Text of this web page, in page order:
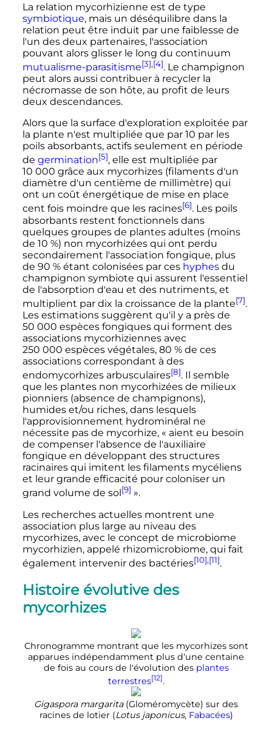
La relation mycorhizienne est de type
symbiotique, mais un déséquilibre dans la
relation peut être induit par une faiblesse de
l'un des deux partenaires, l'association
pouvant alors glisser le long du continuum
mutualisme-parasitisme[3],[4]. Le champignon
peut alors aussi contribuer à recycler la
nécromasse de son hôte, au profit de leurs
deux descendances.
Alors que la surface d'exploration exploitée par
la plante n'est multipliée que par 10 par les
poils absorbants, actifs seulement en période
de germination[5], elle est multipliée par
10 000 grâce aux mycorhizes (filaments d'un
diamètre d'un centième de millimètre) qui
ont un coût énergétique de mise en place
cent fois moindre que les racines[6]. Les poils
absorbants restent fonctionnels dans
quelques groupes de plantes adultes (moins
de 10 %) non mycorhizées qui ont perdu
secondairement l'association fongique, plus
de 90 % étant colonisées par ces hyphesdu
champignon symbiote qui assurent l'essentiel
de l'absorption d'eau et des nutriments, et
multiplient par dix la croissance de la plante[7].
Les estimations suggèrent qu'il y a près de
50 000 espècesfongiques qui forment des
associations mycorhiziennes avec
250 000 espècesvégétales, 80 % de ces
associations correspondant à des
endomycorhizes arbusculaires[8]. Il semble
que les plantes non mycorhizées de milieux
pionniers (absence de champignons),
humides et/ou riches, dans lesquels
l'approvisionnement hydrominéral ne
nécessite pas de mycorhize, « aient eu besoin
de compenser l'absence de l'auxiliaire
fongique en développant des structures
racinaires qui imitent les filaments mycéliens
et leur grande efficacité pour coloniser un
grand volume de sol [9] ».
Les recherches actuelles montrent une
association plus large au niveau des
mycorhizes, avec le concept de microbiome
mycorhizien, appelé rhizomicrobiome, qui fait
également intervenir des bactéries[10],[11].
Histoire évolutive des
mycorhizes
Chronogramme montrant que les mycorhizes sont
apparues indépendamment plus d'une centaine
de fois au cours de l'évolution des plantes
terrestres[12].
Gigaspora margarita(Gloméromycète) sur des
racines de lotier (Lotus japonicus, Fabacées)